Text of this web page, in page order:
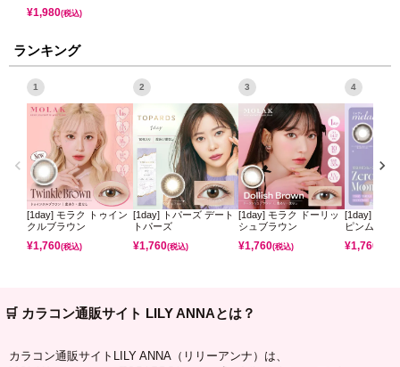
¥1,980(税込)
ランキング
1
[1day] モラク トゥイン
クルブラウン
¥1,760(税込)
2
[1day] トパーズ デート
トパーズ
¥1,760(税込)
3
[1day] モラク ドーリッ
シュブラウン
¥1,760(税込)
4
[1day] ミレ
ピンムーン
¥1,760
🛒 カラコン通販サイト LILY ANNAとは？
カラコン通販サイトLILY ANNA（リリーアンナ）は、